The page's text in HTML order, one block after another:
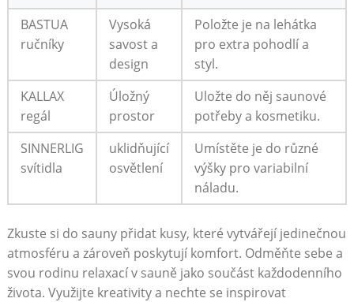
BASTUA
ručníky
Vysoká
savost a
design
Položte je na lehátka⁣
pro​ extra‍ pohodlí a
styl.
KALLAX
regál
Úložný
prostor
Uložte do něj‍ saunové
potřeby⁤ a kosmetiku.
SINNERLIG
svítidla
uklidňující
osvětlení
Umístěte je do různé
výšky ⁢pro variabilní
náladu.
Zkuste⁤ si do ⁤sauny přidat kusy, ‍které vytvářejí jedinečnou
atmosféru a zároveň⁢ poskytují komfort. Odměňte sebe⁢ a​
svou ⁢rodinu relaxací v sauně jako součást každodenního
života. Využijte kreativity‌ a nechte se ‌inspirovat⁤